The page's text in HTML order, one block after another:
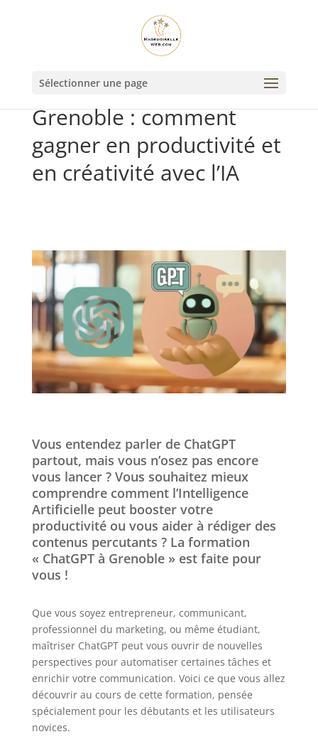
Sélectionner une page
Formation ChatGPT à
Grenoble : comment
gagner en productivité et
en créativité avec l’IA
Vous entendez parler de ChatGPT
partout, mais vous n’osez pas encore
vous lancer ? Vous souhaitez mieux
comprendre comment l’Intelligence
Artificielle peut booster votre
productivité ou vous aider à rédiger des
contenus percutants ? La formation
« ChatGPT à Grenoble » est faite pour
vous !
Que vous soyez entrepreneur, communicant,
professionnel du marketing, ou même étudiant,
maîtriser ChatGPT peut vous ouvrir de nouvelles
perspectives pour automatiser certaines tâches et
enrichir votre communication. Voici ce que vous allez
découvrir au cours de cette formation, pensée
spécialement pour les débutants et les utilisateurs
novices.